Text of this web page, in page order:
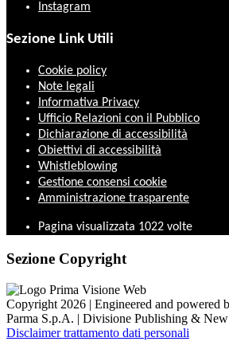
Instagram
Sezione Link Utili
Cookie policy
Note legali
Informativa Privacy
Ufficio Relazioni con il Pubblico
Dichiarazione di accessibilità
Obiettivi di accessibilità
Whistleblowing
Gestione consensi cookie
Amministrazione trasparente
Pagina visualizzata 1022 volte
Sezione Copyright
Copyright 2026 | Engineered and powered
Parma S.p.A. | Divisione Publishing &
Disclaimer trattamento dati personali